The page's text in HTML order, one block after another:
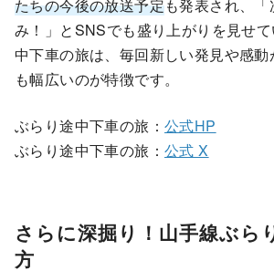
たちの今後の放送予定も発表され、
み！」とSNSでも盛り上がりを見せ
中下車の旅は、毎回新しい発見や感
も幅広いのが特徴です。
ぶらり途中下車の旅： 公式HP
ぶらり途中下車の旅： 公式 X
さらに深掘り！山手線ぶら
方